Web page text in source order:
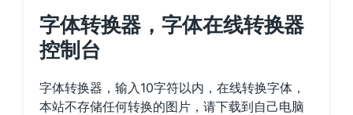
字体转换器，字体在线转换器
控制台
字体转换器，输入10字符以内，在线转换字体，
本站不存储任何转换的图片，请下载到自己电脑